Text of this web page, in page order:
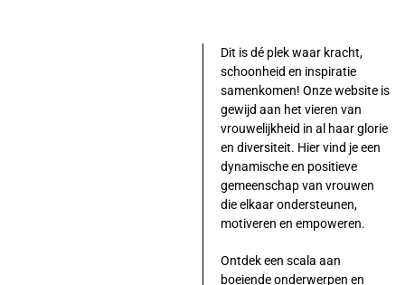
Dit is dé plek waar kracht,
schoonheid en inspiratie
samenkomen! Onze website is
gewijd aan het vieren van
vrouwelijkheid in al haar glorie
en diversiteit. Hier vind je een
dynamische en positieve
gemeenschap van vrouwen
die elkaar ondersteunen,
motiveren en empoweren.
Ontdek een scala aan
boeiende onderwerpen en